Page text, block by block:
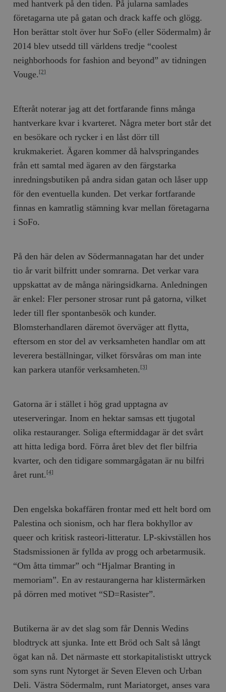
med hantverk på den tiden. På jularna samlades
företagarna ute på gatan och drack kaffe och glögg.
Hon berättar stolt över hur SoFo (eller Södermalm) år
2014 blev utsedd till världens tredje “coolest
neighborhoods for fashion and beyond” av tidningen
Vouge. [2]
Efteråt noterar jag att det fortfarande finns många
hantverkare kvar i kvarteret. Några meter bort står det
en besökare och rycker i en låst dörr till
krukmakeriet. Ägaren kommer då halvspringandes
från ett samtal med ägaren av den färgstarka
inredningsbutiken på andra sidan gatan och låser upp
för den eventuella kunden. Det verkar fortfarande
finnas en kamratlig stämning kvar mellan företagarna
i SoFo.
På den här delen av Södermannagatan har det under
tio år varit bilfritt under somrarna. Det verkar vara
uppskattat av de många näringsidkarna. Anledningen
är enkel: Fler personer strosar runt på gatorna, vilket
leder till fler spontanbesök och kunder.
Blomsterhandlaren däremot överväger att flytta,
eftersom en stor del av verksamheten handlar om att
leverera beställningar, vilket försvåras om man inte
kan parkera utanför verksamheten. [3]
Gatorna är i stället i hög grad upptagna av
uteserveringar. Inom en hektar samsas ett tjugotal
olika restauranger. Soliga eftermiddagar är det svårt
att hitta lediga bord. Förra året blev det fler bilfria
kvarter, och den tidigare sommargågatan är nu bilfri
året runt. [4]
Den engelska bokaffären frontar med ett helt bord om
Palestina och sionism, och har flera bokhyllor av
queer och kritisk rasteori-litteratur. LP-skivställen hos
Stadsmissionen är fyllda av progg och arbetarmusik.
“Om åtta timmar” och “Hjalmar Branting in
memoriam”. En av restaurangerna har klistermärken
på dörren med motivet “SD=Rasister”.
Butikerna är av det slag som får Dennis Wedins
blodtryck att sjunka. Inte ett Bröd och Salt så långt
ögat kan nå. Det närmaste ett storkapitalistiskt uttryck
som syns runt Nytorget är Seven Eleven och Urban
Deli. Västra Södermalm, runt Mariatorget, anses vara